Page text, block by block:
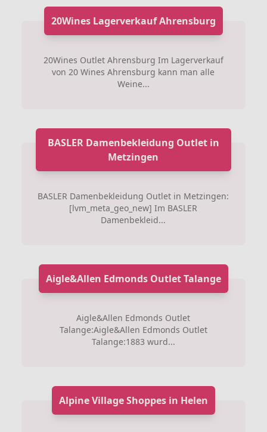
20Wines Lagerverkauf Ahrensburg
20Wines Outlet Ahrensburg Im Lagerverkauf
von 20 Wines Ahrensburg kann man alle
Weine...
BASLER Damenbekleidung Outlet in
Metzingen
BASLER Damenbekleidung Outlet in Metzingen:
[lvm_meta_geo_new] Im BASLER
Damenbekleid...
Aigle&Allen Edmonds Outlet Talange
Aigle&Allen Edmonds Outlet
Talange:Aigle&Allen Edmonds Outlet
Talange:1883 wurd...
Alpine Village Shoppes in Helen